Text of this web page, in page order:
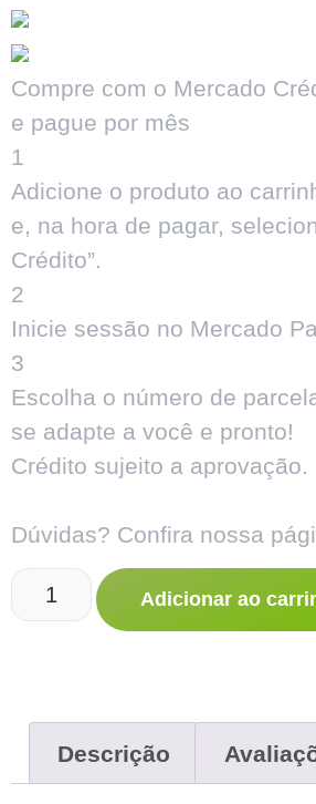
Compre com o Mercado
e pague por mês
1
Adicione o produto ao
e, na hora de pagar,
Crédito”.
2
Inicie sessão no Mercado
3
Escolha o número de
se adapte a você e pronto!
Crédito sujeito a aprovação.
Dúvidas? Confira nossa
Adicionar ao
Descrição